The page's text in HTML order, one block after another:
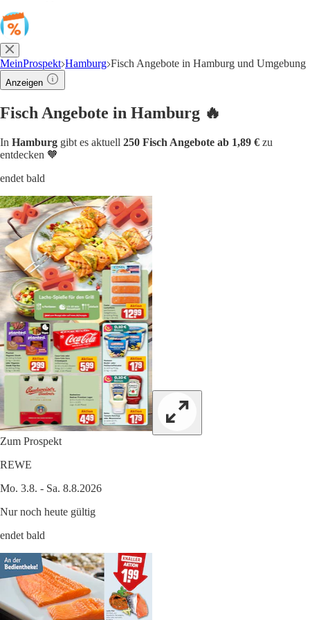
MeinProspekt Hamburg Fisch Angebote in Hamburg und Umgebung
Anzeigen
Fisch Angebote in Hamburg 🔥
In Hamburg gibt es aktuell 250 Fisch Angebote ab 1,89 € zu
entdecken 🧡
endet bald
Zum Prospekt
REWE
Mo. 3.8. - Sa. 8.8.2026
Nur noch heute gültig
endet bald